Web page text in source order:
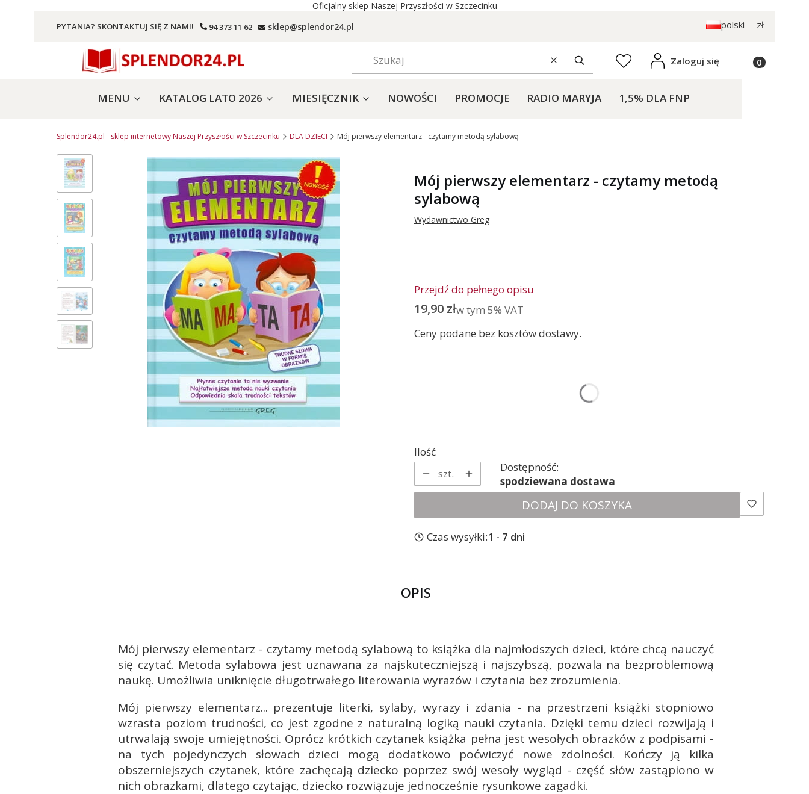
Oficjalny sklep Naszej Przyszłości w Szczecinku
PYTANIA? SKONTAKTUJ SIĘ Z NAMI! 94 373 11 62 sklep@splendor24.pl polski zł
WyczyśćSzukaj Ulubione Zaloguj się Produkty w
MENU KATALOG LATO 2026 MIESIĘCZNIK NOWOŚCI PROMOCJE RADIO MARYJA 1,5% DLA FNP
Splendor24.pl - sklep internetowy Naszej Przyszłości w Szczecinku DLA DZIECI Mój pierwszy elementarz - czytamy metodą sylabową
Mój pierwszy elementarz - czytamy metodą
sylabową
Wydawnictwo Greg
Przejdź do pełnego opisu
Cena
19,90 złw tym 5% VAT
w tym 5% VAT
Ceny podane bez kosztów dostawy.
Ilość
szt.
Dostępność:
spodziewana dostawa
DODAJ DO KOSZYKA
Czas wysyłki:1 - 7 dni
OPIS
Mój pierwszy elementarz - czytamy metodą sylabową to książka dla najmłodszych dzieci, które chcą nauczyć
się czytać. Metoda sylabowa jest uznawana za najskuteczniejszą i najszybszą, pozwala na bezproblemową
naukę. Umożliwia uniknięcie długotrwałego literowania wyrazów i czytania bez zrozumienia.
Mój pierwszy elementarz... prezentuje literki, sylaby, wyrazy i zdania - na przestrzeni książki stopniowo
wzrasta poziom trudności, co jest zgodne z naturalną logiką nauki czytania. Dzięki temu dzieci rozwijają i
utrwalają swoje umiejętności. Oprócz krótkich czytanek książka pełna jest wesołych obrazków z podpisami -
na tych pojedynczych słowach dzieci mogą dodatkowo poćwiczyć nowe zdolności. Kończy ją kilka
obszerniejszych czytanek, które zachęcają dziecko poprzez swój wesoły wygląd - część słów zastąpiono w
nich obrazkami, dlatego czytając, dziecko rozwiązuje jednocześnie rysunkowe zagadki.